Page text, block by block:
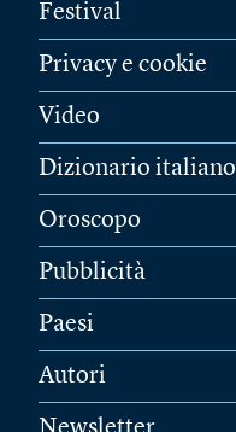
Festival
Privacy e cookie
Video
Dizionario italiano
Oroscopo
Pubblicità
Paesi
Autori